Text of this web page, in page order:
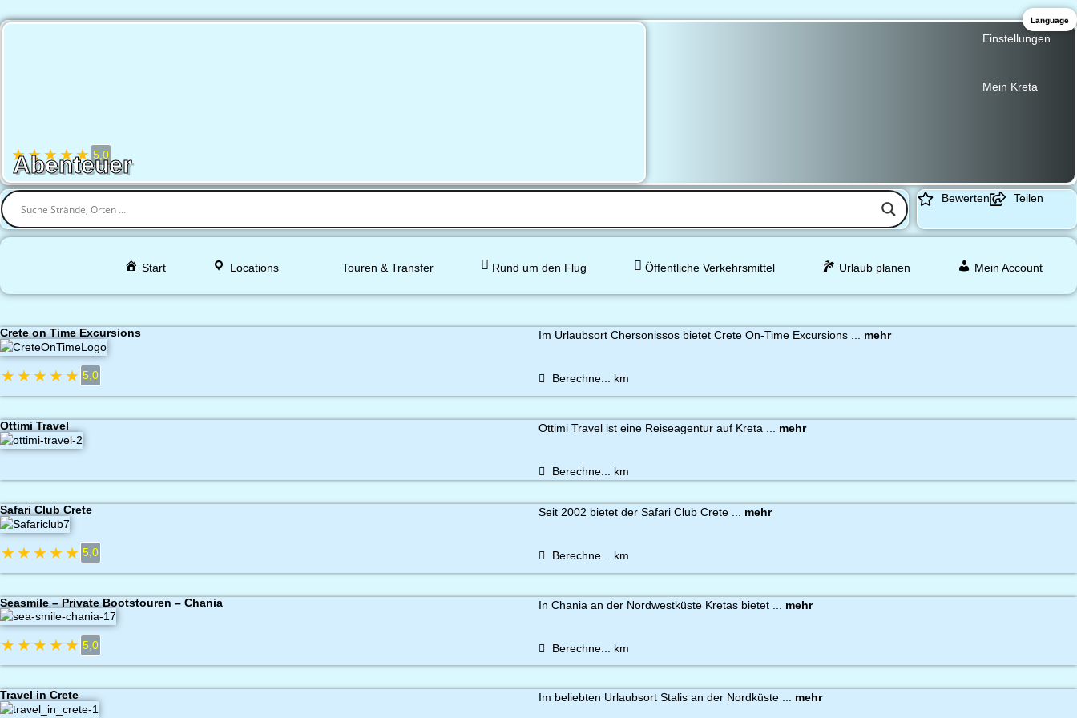
★★★★★ 5,0
Einstellungen
Mein Kreta
Abenteuer
Bewerten Teilen
Start Locations Touren & Transfer Rund um den Flug Öffentliche Verkehrsmittel Urlaub planen Mein Account
Crete on Time Excursions
★★★★★ 5,0
Im Urlaubsort Chersonissos bietet Crete On-Time Excursions ... mehr
Berechne... km
Ottimi Travel Ottimi Travel ist eine Reiseagentur auf Kreta ... mehr
Berechne... km
Safari Club Crete
★★★★★ 5,0
Seit 2002 bietet der Safari Club Crete ... mehr
Berechne... km
Seasmile – Private Bootstouren – Chania
★★★★★ 5,0
In Chania an der Nordwestküste Kretas bietet ... mehr
Berechne... km
Travel in Crete Im beliebten Urlaubsort Stalis an der Nordküste ... mehr
Language